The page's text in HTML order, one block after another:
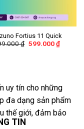
Fortius 11 Quick
₫ 599.000₫
uy tín cho những
đa dạng sản phẩm
thế giới, đảm bảo
TIN